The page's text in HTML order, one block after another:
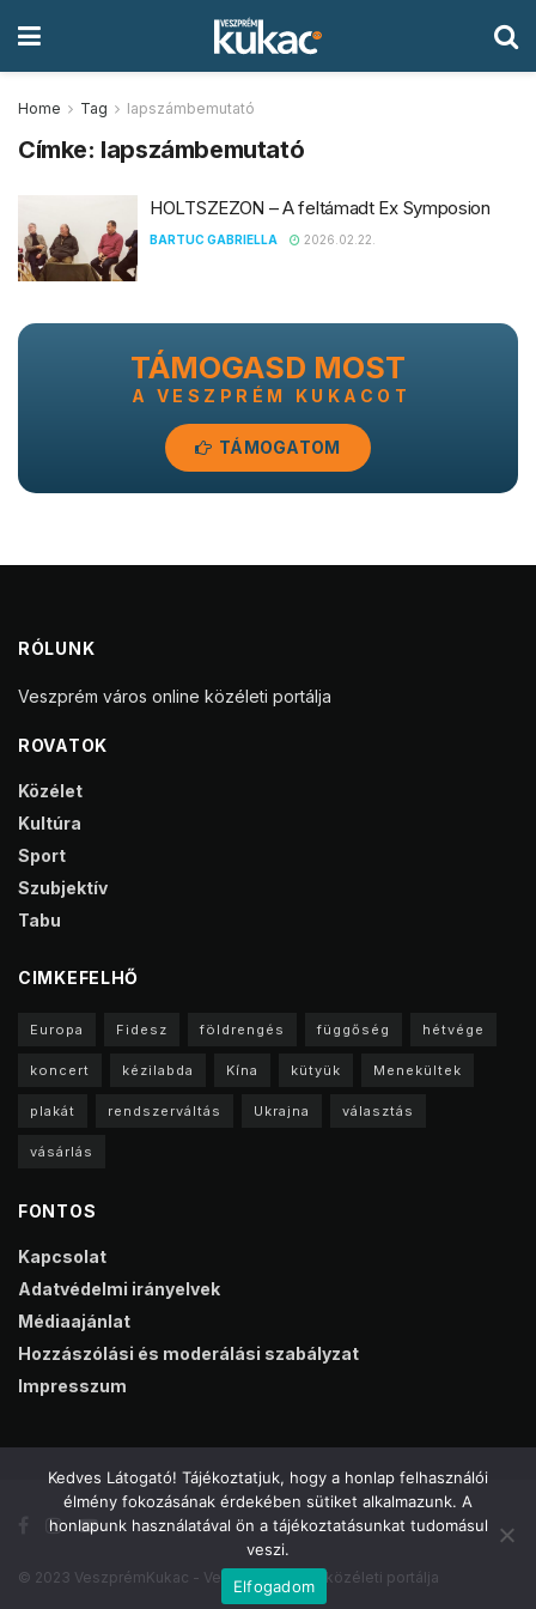
Home Tag lapszámbemutató
Címke: lapszámbemutató
HOLTSZEZON – A feltámadt Ex Symposion
BARTUC GABRIELLA 2026.02.22.
TÁMOGASD MOST
A VESZPRÉM KUKACOT
TÁMOGATOM
RÓLUNK
Veszprém város online közéleti portálja
ROVATOK
Közélet
Kultúra
Sport
Szubjektív
Tabu
CIMKEFELHŐ
Europa Fidesz földrengés függőség hétvége
koncert kézilabda Kína kütyük Menekültek
plakát rendszerváltás Ukrajna választás
vásárlás
FONTOS
Kapcsolat
Adatvédelmi irányelvek
Médiaajánlat
Hozzászólási és moderálási szabályzat
Impresszum
© 2023 VeszprémKukac - Veszprém online közéleti portálja
Kedves Látogató! Tájékoztatjuk, hogy a honlap felhasználói
élmény fokozásának érdekében sütiket alkalmazunk. A
honlapunk használatával ön a tájékoztatásunkat tudomásul
veszi.
Elfogadom